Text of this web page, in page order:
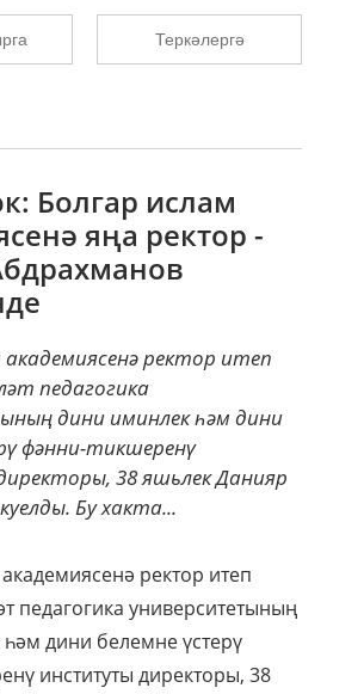
Теркәлергә
Болгар ислам
яңа ректор -
ректор итеп
педагогика
дини иминлек һәм дини
фәнни-тикшеренү
38 яшьлек Данияр
Бу хакта...
ректор итеп
педагогика университетының
дини белемне үстерү
институты директоры, 38